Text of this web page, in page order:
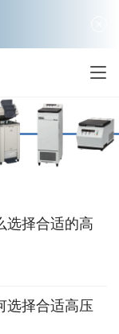
选择合适的高
选择合适高压